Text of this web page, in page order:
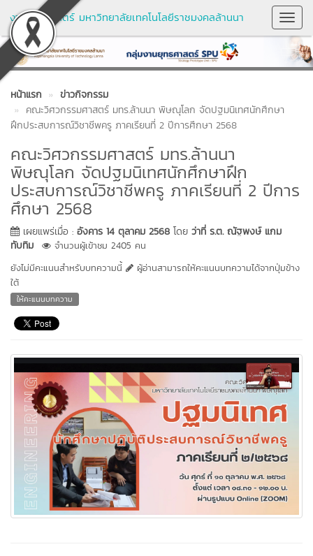
งานยุทธศาสตร์ มหาวิทยาลัยเทคโนโลยีราชมงคลล้านนา
หน้าแรก
ข่าวกิจกรรม
คณะวิศวกรรมศาสตร์ มทร.ล้านนา พิษณุโลก จัดปฐมนิเทศนักศึกษา
ฝึกประสบการณ์วิชาชีพครู ภาคเรียนที่ 2 ปีการศึกษา 2568
คณะวิศวกรรมศาสตร์ มทร.ล้านนา
พิษณุโลก จัดปฐมนิเทศนักศึกษาฝึก
ประสบการณ์วิชาชีพครู ภาคเรียนที่ 2 ปีการ
ศึกษา 2568
เผยแพร่เมื่อ : อังคาร 14 ตุลาคม 2568 โดย ว่าที่ ร.ต. ณัฐพงษ์ แกม
ทับทิม
จำนวนผู้เข้าชม 2405 คน
ยังไม่มีคะแนนสำหรับบทความนี้
ผู้อ่านสามารถให้คะแนนบทความได้จากปุ่มข้าง
ใต้
ให้คะแนนบทความ